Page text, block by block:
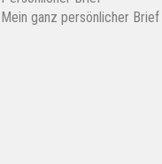
Mein ganz persönlicher